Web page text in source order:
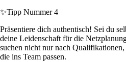
✨Tipp Nummer 4
Präsentiere dich authentisch! Sei du
deine Leidenschaft für die
suchen nicht nur nach
die ins Team passen.